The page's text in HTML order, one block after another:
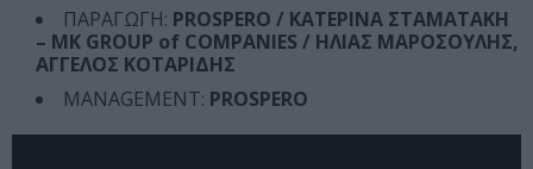
ΠΑΡΑΓΩΓΗ: PROSPERO / ΚΑΤΕΡΙΝΑ ΣΤΑΜΑΤΑΚΗ
– MK GROUP of COMPANIES / ΗΛΙΑΣ ΜΑΡΟΣΟΥΛΗΣ,
ΑΓΓΕΛΟΣ ΚΟΤΑΡΙΔΗΣ
MANAGEMENT: PROSPERO